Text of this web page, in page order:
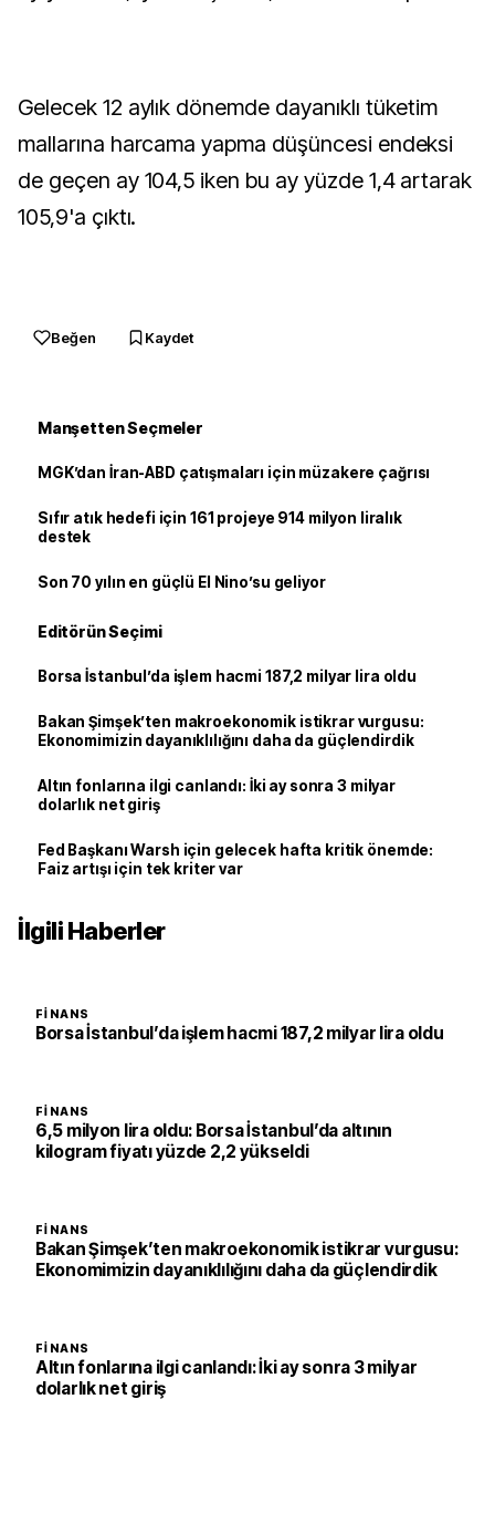
Gelecek 12 aylık dönemde dayanıklı tüketim
mallarına harcama yapma düşüncesi endeksi
de geçen ay 104,5 iken bu ay yüzde 1,4 artarak
105,9'a çıktı.
Beğen Kaydet
Manşetten Seçmeler
MGK’dan İran-ABD çatışmaları için müzakere çağrısı
Sıfır atık hedefi için 161 projeye 914 milyon liralık
destek
Son 70 yılın en güçlü El Nino’su geliyor
Editörün Seçimi
Borsa İstanbul’da işlem hacmi 187,2 milyar lira oldu
Bakan Şimşek’ten makroekonomik istikrar vurgusu:
Ekonomimizin dayanıklılığını daha da güçlendirdik
Altın fonlarına ilgi canlandı: İki ay sonra 3 milyar
dolarlık net giriş
Fed Başkanı Warsh için gelecek hafta kritik önemde:
Faiz artışı için tek kriter var
İlgili Haberler
FINANS
Borsa İstanbul’da işlem hacmi 187,2 milyar lira oldu
FINANS
6,5 milyon lira oldu: Borsa İstanbul’da altının
kilogram fiyatı yüzde 2,2 yükseldi
FINANS
Bakan Şimşek’ten makroekonomik istikrar vurgusu:
Ekonomimizin dayanıklılığını daha da güçlendirdik
FINANS
Altın fonlarına ilgi canlandı: İki ay sonra 3 milyar
dolarlık net giriş